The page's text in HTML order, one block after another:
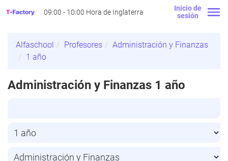
Inicio de
sesión
09:00 - 10:00 Hora de Inglaterra
Alfaschool Profesores
Administración y Finanzas
1 año
Administración y Finanzas 1 año